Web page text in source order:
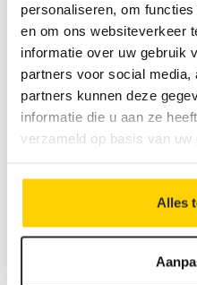
personaliseren, om
en om ons websiteverkeer
informatie over uw gebruik
partners voor social
partners kunnen deze
informatie die u aan ze
verzameld op basis van uw
Alles
Des nuisances
la fosse
Par temps de pluie, la
également une source
désagréables. Cela
odeur ou aucun siphon
la fosse septique est à